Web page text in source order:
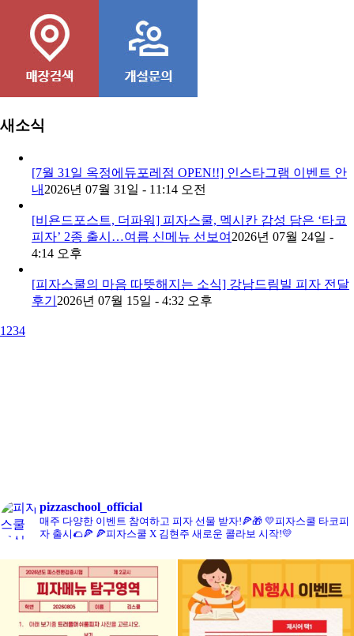
새소식
[7월 31일 옥정에듀포레점 OPEN!!] 인스타그램 이벤트 안
내 2026년 07월 31일 - 11:14 오전
[비욘드포스트, 더파워] 피자스쿨, 멕시칸 감성 담은 ‘타코
피자’ 2종 출시…여름 신메뉴 선보여 2026년 07월 24일 -
4:14 오후
[피자스쿨의 마음 따뜻해지는 소식] 강남드림빌 피자 전달
후기 2026년 07월 15일 - 4:32 오후
1234
콘치즈피자pizzaschool_official
매주 다양한 이벤트 참여하고 피자 선물 받자!🍕🎁 💛피자스쿨 타코피
자 출시🌮🍕 🍕피자스쿨 X 김현주 새로운 콜라보 시작!💛